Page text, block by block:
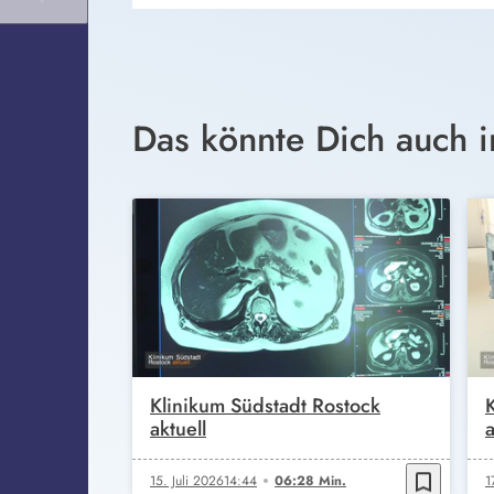
Das könnte Dich auch
Klinikum Südstadt Rostock
aktuell
15. Juli 202614:44 06:28 Min. bookmark_border